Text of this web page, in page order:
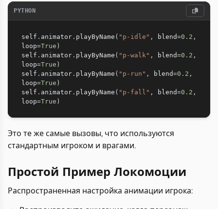
PYTHON
self . animator . playByName ( "p-idle" , blend=0.2 ,
loop=True )
self . animator . playByName ( "p-walk" , blend=0.2 ,
loop=True )
self . animator . playByName ( "p-run" , blend=0.2 ,
loop=True )
self . animator . playByName ( "p-fall" , blend=0.2 ,
loop=True )
Это те же самые вызовы, что используются
стандартным игроком и врагами.
Простой Пример Локомоции
Распространенная настройка анимации игрока: